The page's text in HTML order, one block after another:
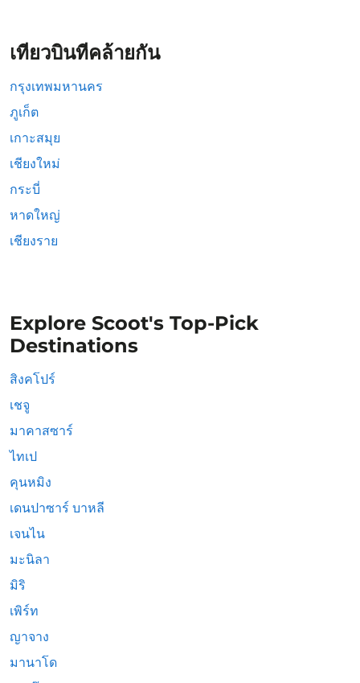
เที่ยวบินที่คล้ายกัน
กรุงเทพมหานคร
ภูเก็ต
เกาะสมุย
เชียงใหม่
กระบี่
หาดใหญ่
เชียงราย
Explore Scoot's Top-Pick
Destinations
สิงคโปร์
เชจู
มาคาสซาร์
ไทเป
คุนหมิง
เดนปาซาร์ บาหลี
เจนไน
มะนิลา
มิริ
เพิร์ท
ญาจาง
มานาโด